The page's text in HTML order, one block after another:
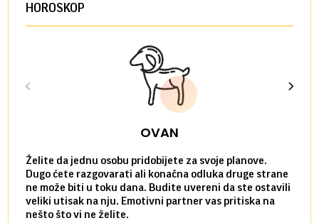
HOROSKOP
OVAN
Želite da jednu osobu pridobijete za svoje planove.
Dugo ćete razgovarati ali konačna odluka druge strane
ne može biti u toku dana. Budite uvereni da ste ostavili
veliki utisak na nju. Emotivni partner vas pritiska na
nešto što vi ne želite.